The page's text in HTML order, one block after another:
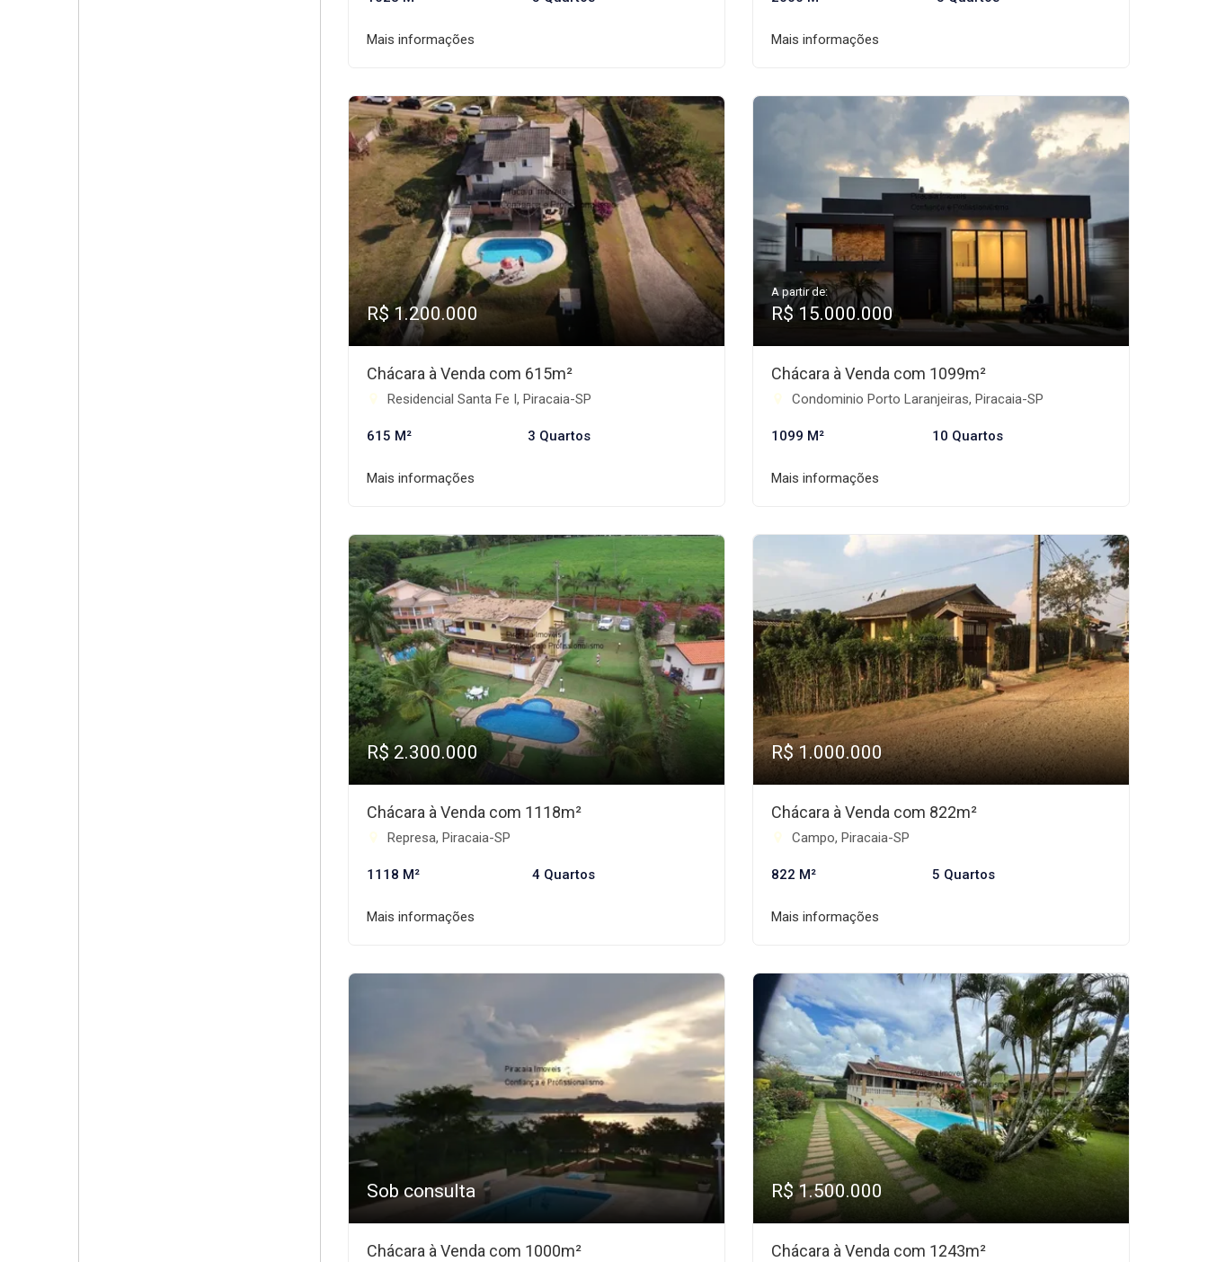
Mais informações Mais informações
R$ 1.200.000
Chácara à Venda com 615m²
Residencial Santa Fe I, Piracaia-SP
615 M² 3 Quartos
Mais informações
A partir de:
R$ 15.000.000
Chácara à Venda com 1099m²
Condominio Porto Laranjeiras, Piracaia-SP
1099 M² 10 Quartos
Mais informações
R$ 2.300.000
Chácara à Venda com 1118m²
Represa, Piracaia-SP
1118 M² 4 Quartos
Mais informações
R$ 1.000.000
Chácara à Venda com 822m²
Campo, Piracaia-SP
822 M² 5 Quartos
Mais informações
Sob consulta
Chácara à Venda com 1000m²
R$ 1.500.000
Chácara à Venda com 1243m²